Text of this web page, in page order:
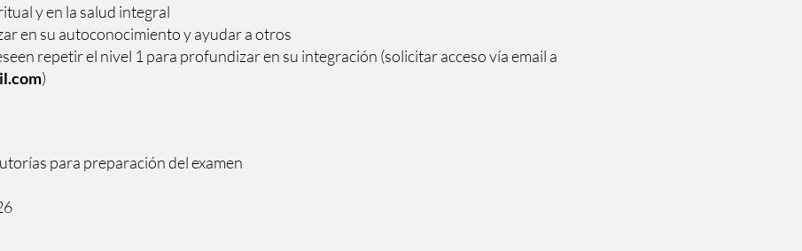
y en la salud integral
en su autoconocimiento y ayudar a otros
repetir el nivel 1 para profundizar en su integración (solicitar acceso vía email a
)
para preparación del examen